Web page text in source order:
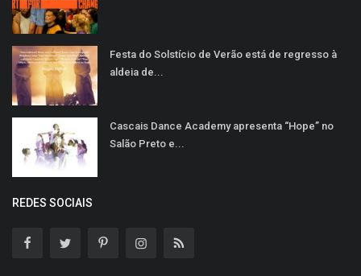
Festa do Solstício de Verão está de regresso à
aldeia de...
Cascais Dance Academy apresenta “Hope” no
Salão Preto e...
REDES SOCIAIS